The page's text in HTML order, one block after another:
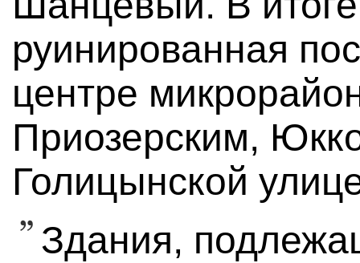
руинированная
центре
Приозерским,
Голицынской
Здания,